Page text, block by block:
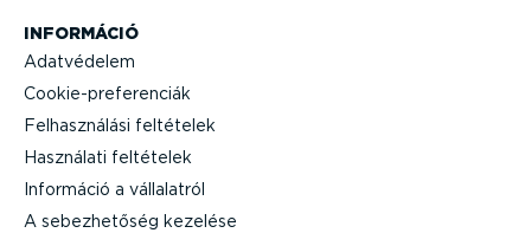
INFORMÁCIÓ
Adatvédelem
Cooki­e-p­re­fe­renciák
Felhasz­nálási feltételek
Használati feltételek
Információ a vállalatról
A sebez­he­tőség kezelése